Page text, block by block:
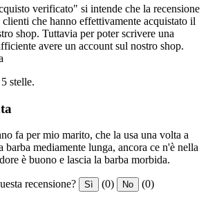
verificato" si intende che la recensione
clienti che hanno effettivamente acquistato il
shop. Tuttavia per poter scrivere una
avere un account sul nostro shop.
stelle.
fa per mio marito, che la usa una volta a
barba mediamente lunga, ancora ce n'è nella
è buono e lascia la barba morbida.
recensione? Sì (0) No (0)